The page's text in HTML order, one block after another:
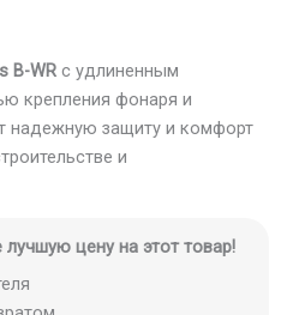
B-WR с удлиненным
крепления фонаря и
надежную защиту и комфорт
и
цену на этот товар!